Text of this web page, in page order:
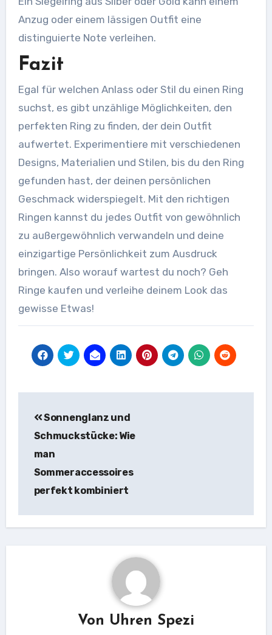
Anzug oder einem lässigen Outfit eine
distinguierte Note verleihen.
Fazit
Egal für welchen Anlass oder Stil du einen Ring
suchst, es gibt unzählige Möglichkeiten, den
perfekten Ring zu finden, der dein Outfit
aufwertet. Experimentiere mit verschiedenen
Designs, Materialien und Stilen, bis du den Ring
gefunden hast, der deinen persönlichen
Geschmack widerspiegelt. Mit den richtigen
Ringen kannst du jedes Outfit von gewöhnlich
zu außergewöhnlich verwandeln und deine
einzigartige Persönlichkeit zum Ausdruck
bringen. Also worauf wartest du noch? Geh
Ringe kaufen und verleihe deinem Look das
gewisse Etwas!
Sonnenglanz und
Schmuckstücke: Wie
man
Sommeraccessoires
perfekt kombiniert
Von Uhren Spezi